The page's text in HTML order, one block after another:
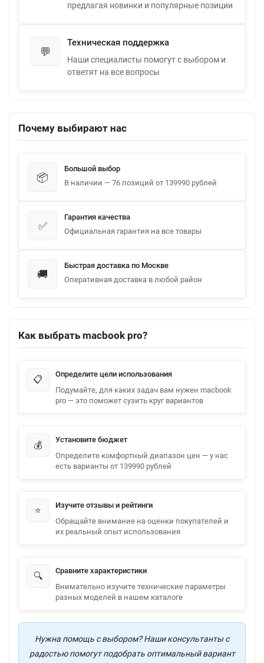
предлагая новинки и популярные позиции
💬
Техническая поддержка
Наши специалисты помогут с выбором и
ответят на все вопросы
Почему выбирают нас
📦
Большой выбор
В наличии — 76 позиций от 139990 рублей
✅
Гарантия качества
Официальная гарантия на все товары
🚚
Быстрая доставка по Москве
Оперативная доставка в любой район
Как выбрать macbook pro?
📋
Определите цели использования
Подумайте, для каких задач вам нужен macbook
pro — это поможет сузить круг вариантов
💰
Установите бюджет
Определите комфортный диапазон цен — у нас
есть варианты от 139990 рублей
⭐
Изучите отзывы и рейтинги
Обращайте внимание на оценки покупателей и
их реальный опыт использования
🔍
Сравните характеристики
Внимательно изучите технические параметры
разных моделей в нашем каталоге
Нужна помощь с выбором? Наши консультанты с
радостью помогут подобрать оптимальный вариант